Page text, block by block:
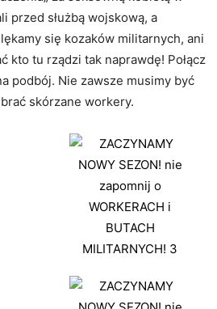
przed służbą wojskową, a
się kozaków militarnych, ani
kto tu rządzi tak naprawdę! Połącz
podbój. Nie zawsze musimy być
skórzane workery.